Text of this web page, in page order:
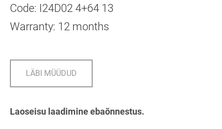
Code: I24D02 4+64 13
Warranty: 12 months
LÄBI MÜÜDUD
Laoseisu laadimine ebaõnnestus.